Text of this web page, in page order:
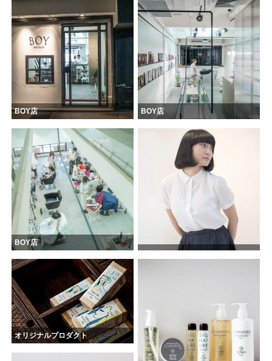
BOY店 BOY店
BOY店
オリジナルプロダクト